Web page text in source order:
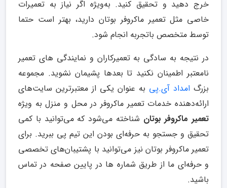
خرج دهید و تحقیق کنید. به‌ویژه اگر نیاز به تعمیرات
خاصی مثل تعمیر ماکروفر بوتان دارید، بهتر است حتما
توسط متخصص باتجربه انجام شود.
در نتیجه به‌ سادگی به تعمیرکاران و نمایندگی های تعمیر
نامعتبر اطمینان نکنید تا بعدها پشیمان نشوید. مجموعه
بزرگ امداد آی.پی به‌ عنوان یکی از معتبرترین سایت‌های
ارائه‌دهنده خدمات تعمیر ماکروفر در محل و منزل به ‌ویژه
تعمیر ماکروفر بوتان شناخته می‌شود که می‌توانید با کمی
تحقیق و جستجو به حرفه‌ای بودن این تیم پی ببرید. برای
تعمیر ماکروفر بوتان نیز می‌توانید با پشتیبان‌های تخصصی
و حرفه‌ای ما از طریق شماره ها در پایین صفحه در تماس
باشید.